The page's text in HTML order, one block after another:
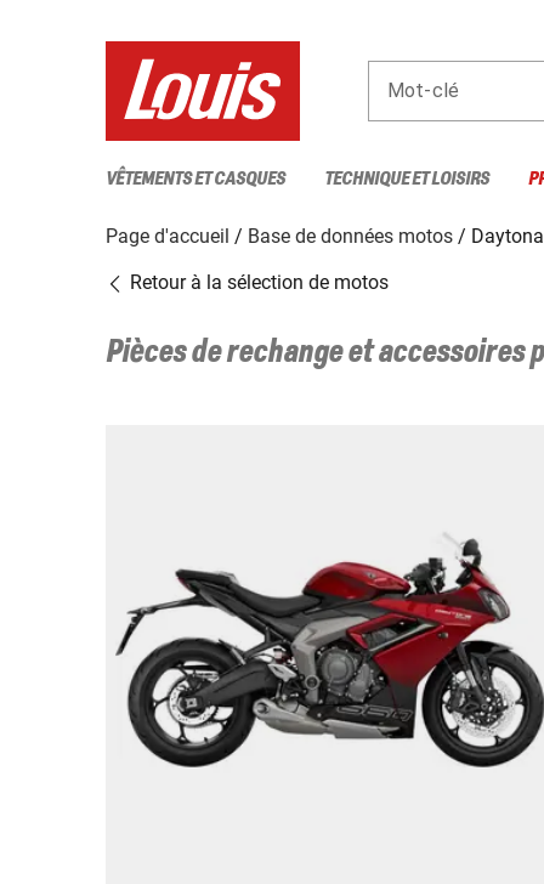
Mot-clé
VÊTEMENTS ET CASQUES TECHNIQUE ET LOISIRS
Page d'accueil Base de données motos
Retour à la sélection de motos
Pièces de rechange et accessoires